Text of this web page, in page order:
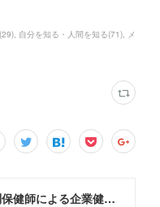
(29) 自分を知る・人間を知る(71) メ
仙台・宮城の顧問保健師による企業健康サポート「健康支援フレッシュ・キラリ」